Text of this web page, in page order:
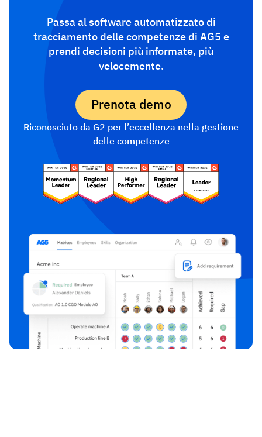
Passa al software automatizzato di
tracciamento delle competenze di AG5 e
prendi decisioni più informate, più
velocemente.
Prenota demo
Riconosciuto da G2 per l’eccellenza nella gestione
delle competenze